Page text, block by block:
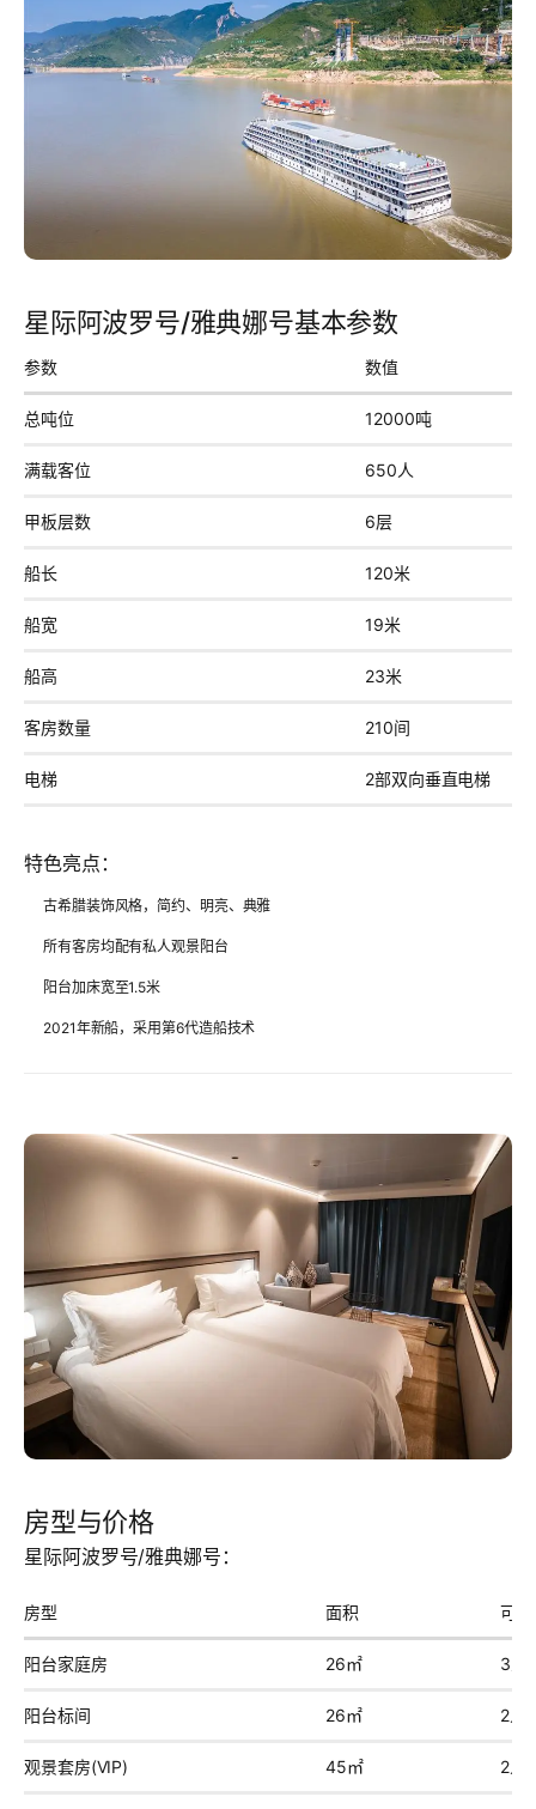
星际阿波罗号/雅典娜号基本参数
参数 数值
总吨位 12000吨
满载客位 650人
甲板层数 6层
船长 120米
船宽 19米
船高 23米
客房数量 210间
电梯 2部双向垂直电梯
特色亮点：
古希腊装饰风格，简约、明亮、典雅
所有客房均配有私人观景阳台
阳台加床宽至1.5米
2021年新船，采用第6代造船技术
房型与价格
星际阿波罗号/雅典娜号：
房型 面积 可
阳台家庭房 26㎡ 3人
阳台标间 26㎡ 2人
观景套房(VIP) 45㎡ 2人